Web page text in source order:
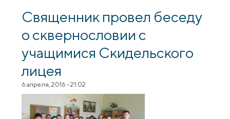
Священник провел беседу
о сквернословии с
учащимися Скидельского
лицея
6 апреля, 2016 - 21:02